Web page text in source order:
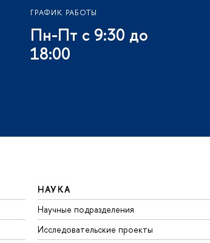
ГРАФИК РАБОТЫ
Пн-Пт с 9:30 до
18:00
НАУКА
Научные подразделения
Исследовательские проекты